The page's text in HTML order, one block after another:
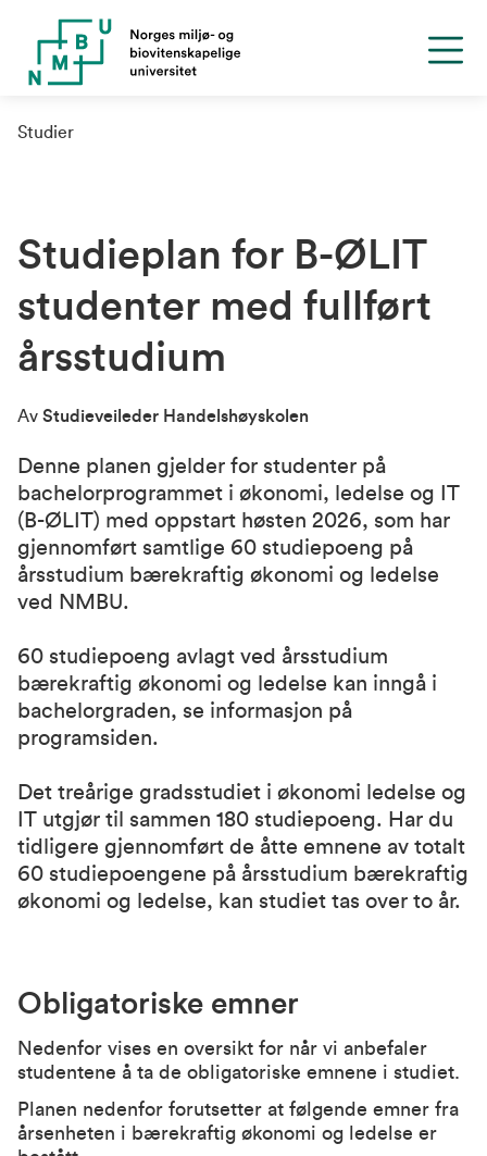
Studier
Studieplan for B-ØLIT
studenter med fullført
årsstudium
Av Studieveileder Handelshøyskolen
Denne planen gjelder for studenter på
bachelorprogrammet i økonomi, ledelse og IT
(B-ØLIT) med oppstart høsten 2026, som har
gjennomført samtlige 60 studiepoeng på
årsstudium bærekraftig økonomi og ledelse
ved NMBU.
60 studiepoeng avlagt ved årsstudium
bærekraftig økonomi og ledelse kan inngå i
bachelorgraden, se informasjon på
programsiden.
Det treårige gradsstudiet i økonomi ledelse og
IT utgjør til sammen 180 studiepoeng. Har du
tidligere gjennomført de åtte emnene av totalt
60 studiepoengene på årsstudium bærekraftig
økonomi og ledelse, kan studiet tas over to år.
Obligatoriske emner
Nedenfor vises en oversikt for når vi anbefaler
studentene å ta de obligatoriske emnene i studiet.
Planen nedenfor forutsetter at følgende emner fra
årsenheten i bærekraftig økonomi og ledelse er